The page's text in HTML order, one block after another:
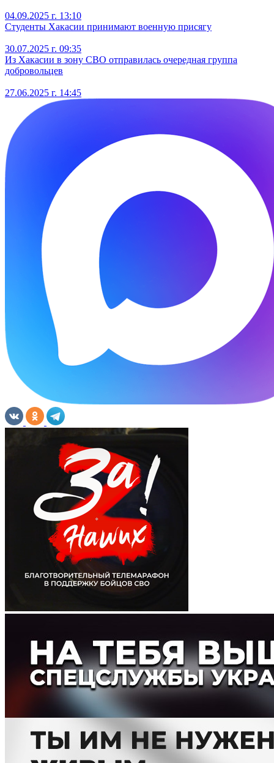
04.09.2025 г. 13:10
Студенты Хакасии принимают военную присягу
30.07.2025 г. 09:35
Из Хакасии в зону СВО отправилась очередная группа
добровольцев
27.06.2025 г. 14:45